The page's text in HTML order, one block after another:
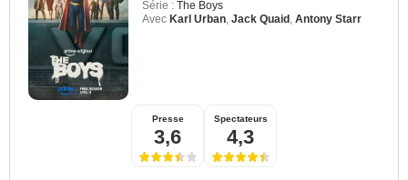
Série : The Boys
Avec Karl Urban Jack Quaid Antony Starr
Presse
3,6
Spectateurs
4,3